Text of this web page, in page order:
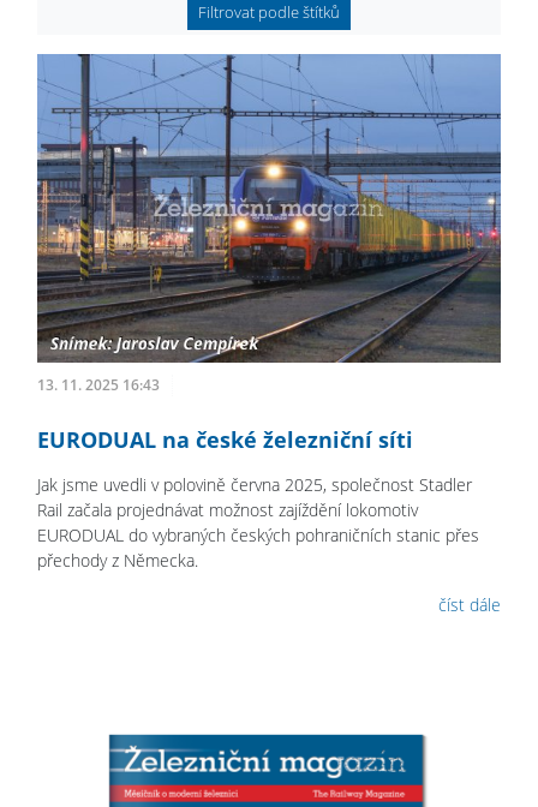
Filtrovat podle štítků
13. 11. 2025 16:43
EURODUAL na české železniční síti
Jak jsme uvedli v polovině června 2025, společnost Stadler
Rail začala projednávat možnost zajíždění lokomotiv
EURODUAL do vybraných českých pohraničních stanic přes
přechody z Německa.
číst dále